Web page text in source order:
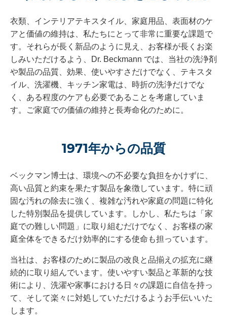
衣類、インテリアテキスタイル、家庭用品、表面材のケ
アと価値の維持は、私たちにとって非常に重要な課題で
す。それらが長く新品のように見え、お客様が長くお楽
しみいただけるよう、Dr. Beckmann では、当社の洗浄剤
や製品の品質、効果、使いやすさだけでなく、テキスタ
イル、洗濯機、キッチン家電は、時折の洗浄だけでな
く、ある程度のケアも必要であることを考慮していま
す。ご家庭での価値の維持と長寿命化のために。
1971年からの品質
ベックマン博士は、環境への不必要な負担をかけずに、
高い品質と約束を果たす製品を象徴しています。特に頑
固な汚れの除去に強く、複雑な汚れや家庭の問題に特化
した特別製品を提供しています。しかし、私たちは「家
庭での難しい問題」に取り組むだけでなく、お客様の家
庭全体をできるだけ効率的にする使命も担っています。
当社は、お客様のために製品の改良と品揃えの拡充に継
続的に取り組んでいます。使いやすい製品と革新的な技
術により、洗濯や家事における日々の課題に自信を持っ
て、そして楽々に対処していただけるようお手伝いいた
します。